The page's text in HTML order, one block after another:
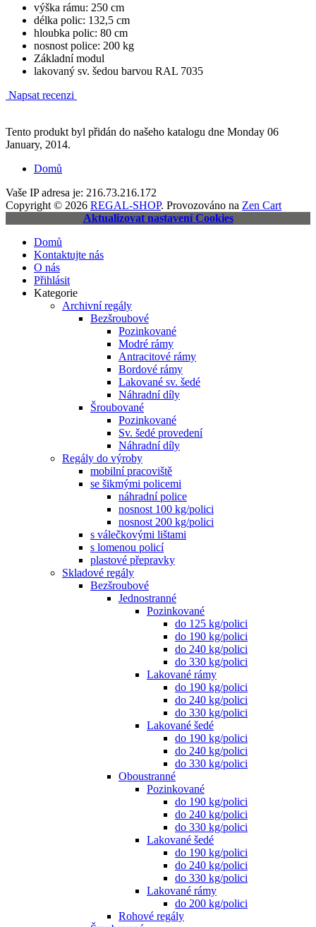
výška rámu: 250 cm
délka polic: 132,5 cm
hloubka polic: 80 cm
nosnost police: 200 kg
Základní modul
lakovaný sv. šedou barvou RAL 7035
Napsat recenzi
Tento produkt byl přidán do našeho katalogu dne Monday 06
January, 2014.
Domů
Vaše IP adresa je: 216.73.216.172
Copyright © 2026 REGAL-SHOP. Provozováno na Zen Cart
Aktualizovat nastavení Cookies
Domů
Kontaktujte nás
O nás
Přihlásit
Kategorie
Archivní regály
Bezšroubové
Pozinkované
Modré rámy
Antracitové rámy
Bordové rámy
Lakované sv. šedé
Náhradní díly
Šroubované
Pozinkované
Sv. šedé provedení
Náhradní díly
Regály do výroby
mobilní pracoviště
se šikmými policemi
náhradní police
nosnost 100 kg/polici
nosnost 200 kg/polici
s válečkovými lištami
s lomenou policí
plastové přepravky
Skladové regály
Bezšroubové
Jednostranné
Pozinkované
do 125 kg/polici
do 190 kg/polici
do 240 kg/polici
do 330 kg/polici
Lakované rámy
do 190 kg/polici
do 240 kg/polici
do 330 kg/polici
Lakované šedé
do 190 kg/polici
do 240 kg/polici
do 330 kg/polici
Oboustranné
Pozinkované
do 190 kg/polici
do 240 kg/polici
do 330 kg/polici
Lakované šedé
do 190 kg/polici
do 240 kg/polici
do 330 kg/polici
Lakované rámy
do 200 kg/polici
Rohové regály